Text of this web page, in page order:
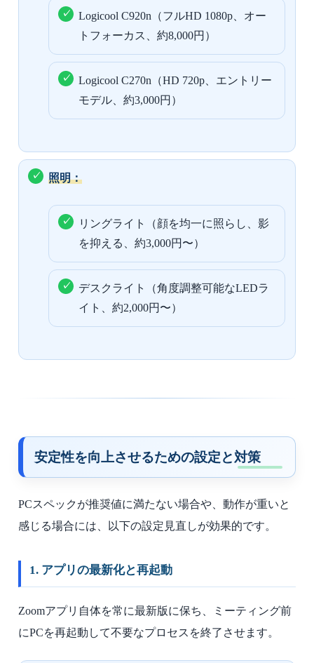
Logicool C920n（フルHD 1080p、オー
トフォーカス、約8,000円）
Logicool C270n（HD 720p、エントリー
モデル、約3,000円）
照明：
リングライト（顔を均一に照らし、影
を抑える、約3,000円〜）
デスクライト（角度調整可能なLEDラ
イト、約2,000円〜）
安定性を向上させるための設定と対策
PCスペックが推奨値に満たない場合や、動作が重いと
感じる場合には、以下の設定見直しが効果的です。
1. アプリの最新化と再起動
Zoomアプリ自体を常に最新版に保ち、ミーティング前
にPCを再起動して不要なプロセスを終了させます。